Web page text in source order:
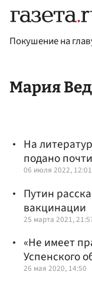
Покушение на
Мария
На
подано
06 июля 2022, 12:01
Путин
вакцинации
25 марта 2021,
«Не имеет
Успенского
26 мая 2020, 14:50